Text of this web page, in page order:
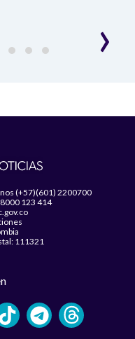
›
(+57)(601) 2200700
123 414
111321